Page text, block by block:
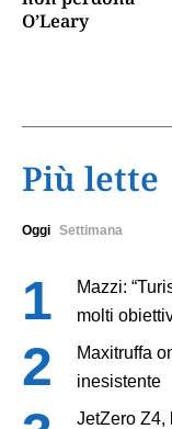
O’Leary
Più lette
Oggi Settimana
Mazzi:
molti
Maxitruffa
inesistente
JetZero Z4,